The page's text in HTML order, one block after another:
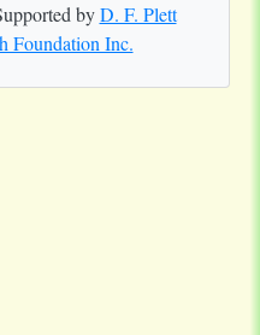
byD. F. Plett
Foundation Inc.